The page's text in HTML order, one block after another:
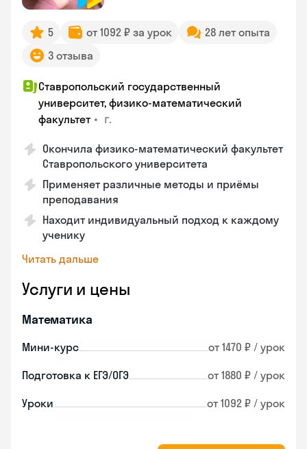
5 от 1092 ₽ за урок
28 лет опыта
3 отзыва
Ставропольский государственный
университет, физико-математический
факультет • г.
Окончила физико-математический факультет
Ставропольского университета
Применяет различные методы и приёмы
преподавания
Находит индивидуальный подход к каждому
ученику
Читать дальше
Услуги и цены
Математика
Мини-курс от 1470 ₽ / урок
Подготовка к ЕГЭ/ОГЭ от 1880 ₽ / урок
Уроки от 1092 ₽ / урок